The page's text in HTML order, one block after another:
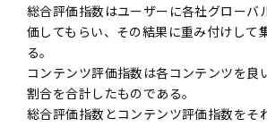
総合評価指数はユーザーに各社グローバ
価してもらい、その結果に重み付けして
る。
コンテンツ評価指数は各コンテンツを良
割合を合計したものである。
総合評価指数とコンテンツ評価指数をそ